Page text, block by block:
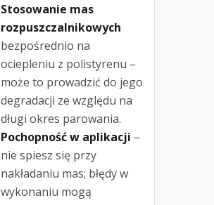
Stosowanie mas
rozpuszczalnikowych
bezpośrednio na
ociepleniu z polistyrenu –
może to prowadzić do jego
degradacji ze względu na
długi okres parowania.
Pochopność w aplikacji –
nie spiesz się przy
nakładaniu mas; błędy w
wykonaniu mogą